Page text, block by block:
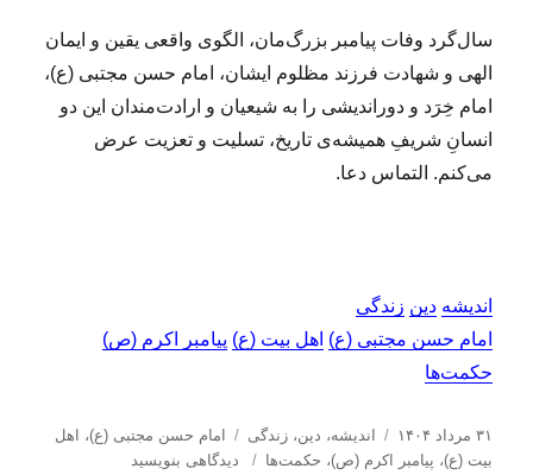
سال‌گرد وفات پیامبر بزرگ‌مان، الگوی واقعی یقین و ایمان
الهی و شهادت فرزند مظلوم‌ ایشان، امام حسن مجتبی (ع)،
امام خِرَد و دوراندیشی را به شیعیان و ارادت‌مندان‌ این دو
انسانِ شریفِ همیشه‌ی تاریخ، تسلیت و تعزیت عرض
می‌کنم. التماس دعا.
اندیشه دین زندگی
امام حسن مجتبی (ع) اهل بیت (ع) پیامبر اکرم (ص)
حکمت‌ها
ا
ر
۳۱ مرداد ۱۴۰۴
د
س
اندیشه، دین،زندگی
ب
ر
امام حسن مجتبی (ع)،
اهل
بیت (ع)، پیامبر اکرم (ص)، حکمت‌ها دیدگاهی بنویسید